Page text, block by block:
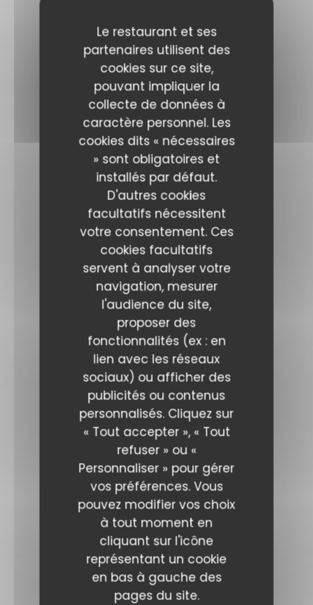
Le restaurant et ses
partenaires utilisent des
cookies sur ce site,
pouvant impliquer la
collecte de données à
caractère personnel. Les
cookies dits « nécessaires
» sont obligatoires et
installés par défaut.
D'autres cookies
facultatifs nécessitent
votre consentement. Ces
cookies facultatifs
servent à analyser votre
navigation, mesurer
l'audience du site,
proposer des
fonctionnalités (ex : en
lien avec les réseaux
sociaux) ou afficher des
publicités ou contenus
personnalisés. Cliquez sur
« Tout accepter », « Tout
refuser » ou «
Personnaliser » pour gérer
vos préférences. Vous
pouvez modifier vos choix
à tout moment en
cliquant sur l'icône
représentant un cookie
en bas à gauche des
pages du site.